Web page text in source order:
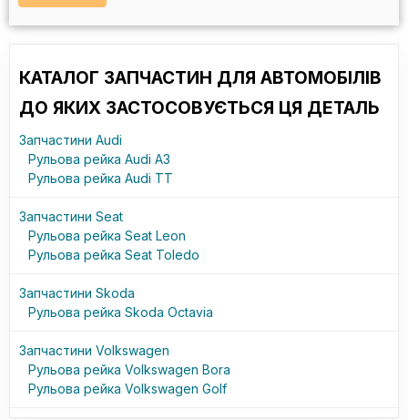
КАТАЛОГ ЗАПЧАСТИН ДЛЯ АВТОМОБІЛІВ
ДО ЯКИХ ЗАСТОСОВУЄТЬСЯ ЦЯ ДЕТАЛЬ
Запчастини Audi
Рульова рейка Audi A3
Рульова рейка Audi TT
Запчастини Seat
Рульова рейка Seat Leon
Рульова рейка Seat Toledo
Запчастини Skoda
Рульова рейка Skoda Octavia
Запчастини Volkswagen
Рульова рейка Volkswagen Bora
Рульова рейка Volkswagen Golf